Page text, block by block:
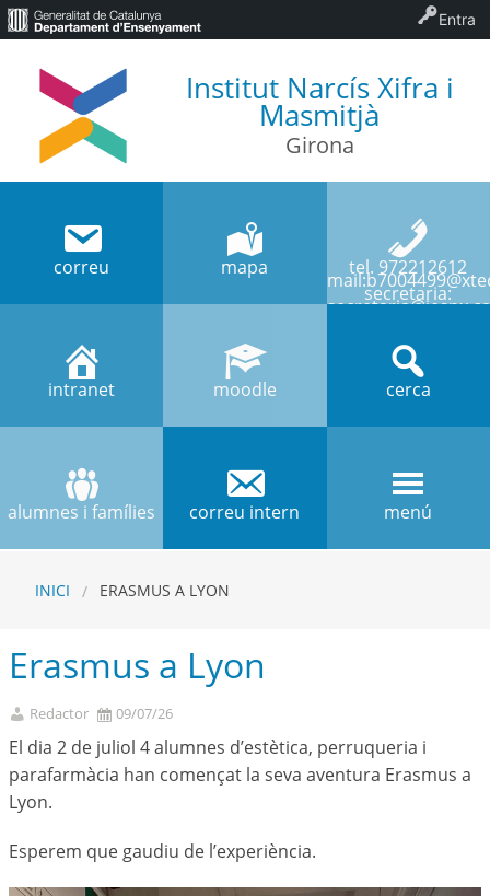
Institut Narcís Xifra i
Masmitjà
Girona
correu mapa tel. 972212612
secretaria:
intranet moodle cerca
alumnes i famílies correu intern menú
INICI ERASMUS A LYON
Erasmus a Lyon
Redactor 09/07/26
El dia 2 de juliol 4 alumnes d’estètica, perruqueria i
parafarmàcia han començat la seva aventura Erasmus a
Lyon.
Esperem que gaudiu de l’experiència.
Entra